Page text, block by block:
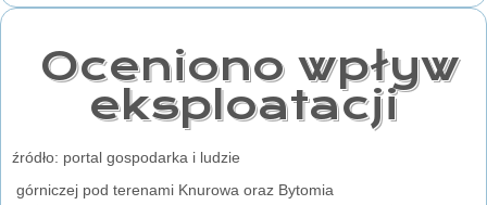
Oceniono wpływ
eksploatacji
źródło: portal gospodarka i ludzie
górniczej pod terenami Knurowa oraz Bytomia